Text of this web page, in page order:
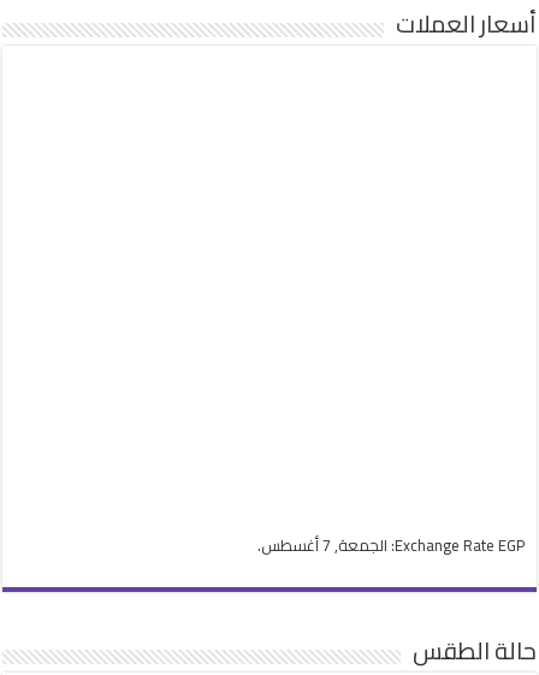
أسعار العملات
Exchange Rate EGP : الجمعة, 7 أغسطس.
حالة الطقس